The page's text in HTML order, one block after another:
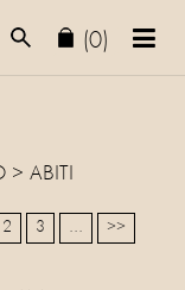
(0)
> ABITI
2 3 ... >>